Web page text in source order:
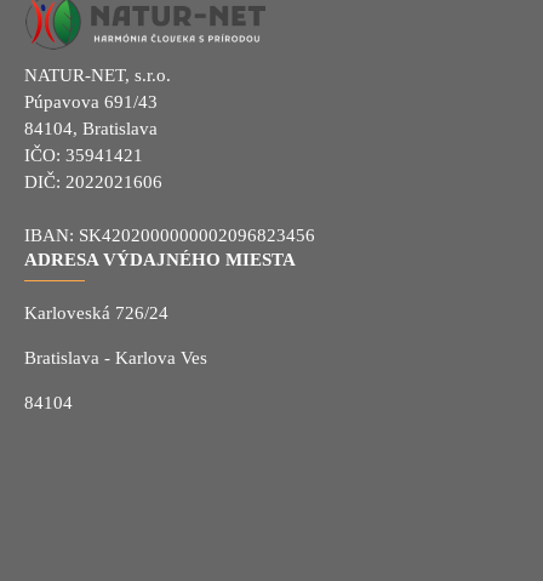
NATUR-NET, s.r.o.
Púpavova 691/43
84104, Bratislava
IČO: 35941421
DIČ: 2022021606
IBAN: SK4202000000002096823456
ADRESA VÝDAJNÉHO MIESTA
Karloveská 726/24
Bratislava - Karlova Ves
84104